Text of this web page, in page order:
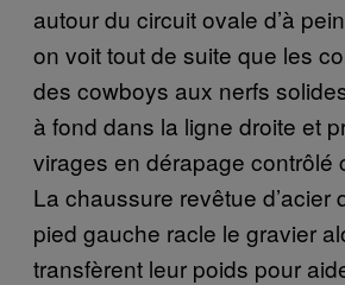
autour du circuit ovale d’à
on voit tout de suite que les
des cowboys aux nerfs
à fond dans la ligne droite et
virages en dérapage contrôlé
La chaussure revêtue d’acier
pied gauche racle le gravier
transfèrent leur poids pour